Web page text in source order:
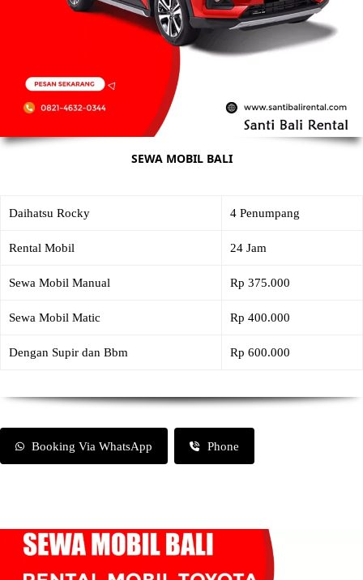
SEWA MOBIL BALI
Daihatsu Rocky 4 Penumpang
Rental Mobil 24 Jam
Sewa Mobil Manual Rp 375.000
Sewa Mobil Matic Rp 400.000
Dengan Supir dan Bbm Rp 600.000
Booking Via WhatsApp Phone